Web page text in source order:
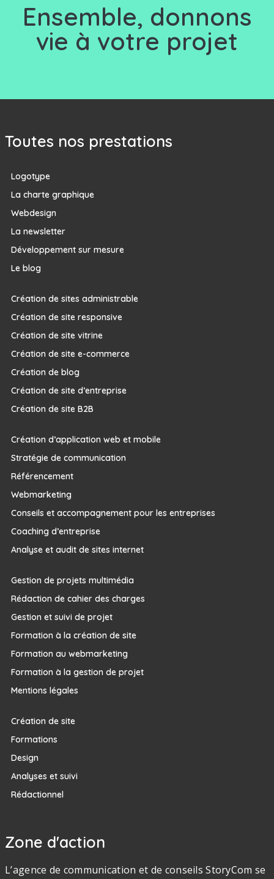
Ensemble, donnons
vie à votre projet
Toutes nos prestations
Logotype
La charte graphique
Webdesign
La newsletter
Développement sur mesure
Le blog
Création de sites administrable
Création de site responsive
Création de site vitrine
Création de site e-commerce
Création de blog
Création de site d’entreprise
Création de site B2B
Création d’application web et mobile
Stratégie de communication
Référencement
Webmarketing
Conseils et accompagnement pour les entreprises
Coaching d’entreprise
Analyse et audit de sites internet
Gestion de projets multimédia
Rédaction de cahier des charges
Gestion et suivi de projet
Formation à la création de site
Formation au webmarketing
Formation à la gestion de projet
Mentions légales
Création de site
Formations
Design
Analyses et suivi
Rédactionnel
Zone d'action
L’agence de communication et de conseils StoryCom se